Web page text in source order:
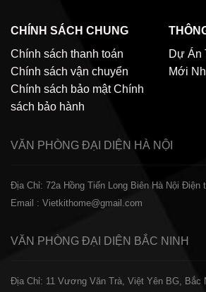
CHÍNH SÁCH CHUNG
Chính sách thanh toán
Chính sách vận chuyển
Chính sách bảo mật Chính
sách bảo hành
Dự Án
Mới
VĂN PHÒNG ĐẠI DIỆN HÀ NỘI
Địa Chỉ: 72a Hồng Tiến Long Biên Hà Nội Điện
Email : Vietkithome@gmail.com
VĂN PHÒNG ĐẠI DIỆN BẮC NINH
Địa Chỉ: 11 Vương Văn Trà, Việt Yên BG, Bắc